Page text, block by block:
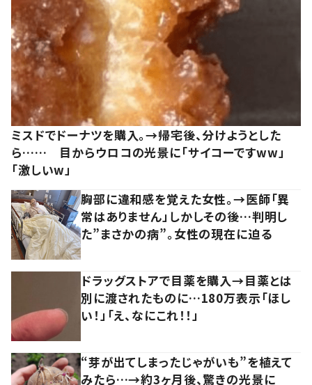
ミスドでドーナツを購入。→帰宅後、分けようとした
ら…… 目からウロコの光景に「サイコーですww」
「激しいw」
胸部に違和感を覚えた女性。→医師「異
常はありません」しかしその後…判明し
た”まさかの病”。女性の現在に迫る
ドラッグストアで目薬を購入→目薬とは
別に渡されたものに…180万表示「ほし
い！」「え、なにこれ！！」
“芽が出てしまったじゃがいも”を植えて
みたら…→約3ヶ月後、驚きの光景に